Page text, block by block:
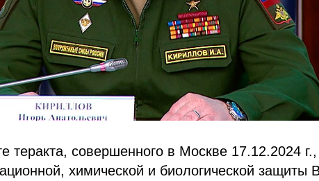
теракта, совершенного в Москве 17.12.2024
химической и биологической защиты